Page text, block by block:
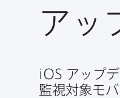
アッ
iOS アップ
監視対象モ